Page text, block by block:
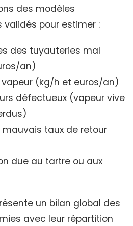
des modèles
pour estimer :
des tuyauteries mal
an)
(kg/h et euros/an)
défectueux (vapeur vive
mauvais taux de retour
due au tartre ou aux
un bilan global des
avec leur répartition